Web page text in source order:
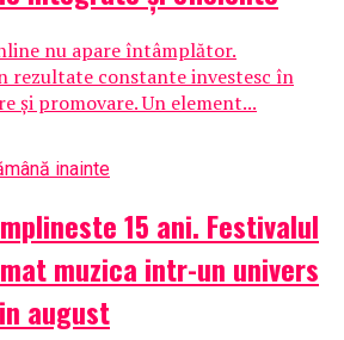
nu apare întâmplător.
rezultate constante investesc în
și promovare. Un element...
inainte
15 ani. Festivalul
muzica intr-un univers
august